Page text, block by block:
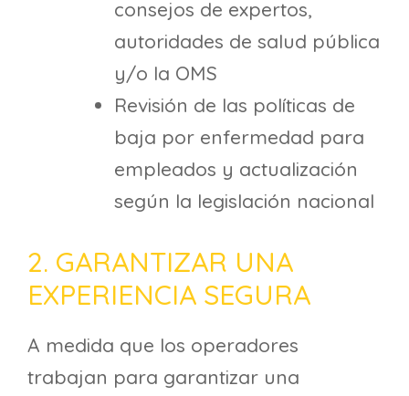
consejos de expertos,
autoridades de salud pública
y/o la OMS
Revisión de las políticas de
baja por enfermedad para
empleados y actualización
según la legislación nacional
2. GARANTIZAR UNA
EXPERIENCIA SEGURA
A medida que los operadores
trabajan para garantizar una